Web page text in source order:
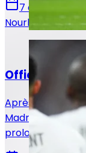
7 août 2026
Nourhane Haroui
Actualités
Officiel :
Après avoir
Madrid en a
prolongation de